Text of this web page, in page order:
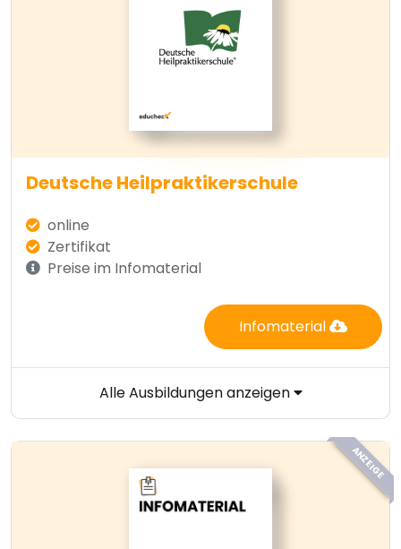
Deutsche Heilpraktikerschule
online
Zertifikat
Preise im Infomaterial
Infomaterial
Alle Ausbildungen anzeigen
ANZEIGE